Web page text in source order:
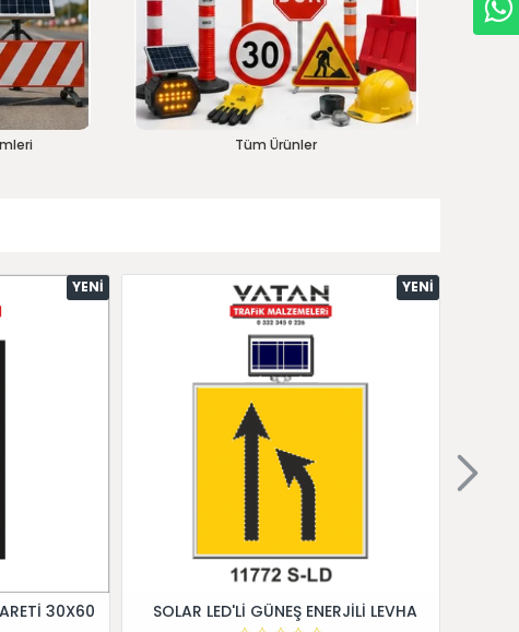
Tüm Ürünler
YENI
30X60
YENI
SOLAR LED'Lİ GÜNEŞ ENERJİLİ LEVHA